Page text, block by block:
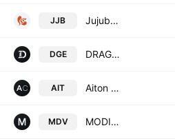
JJB Jujubee S.A.
DGE DRAGO entertainment S.A.
AIT Aiton Caldwell SA
MDV MODIVO SA